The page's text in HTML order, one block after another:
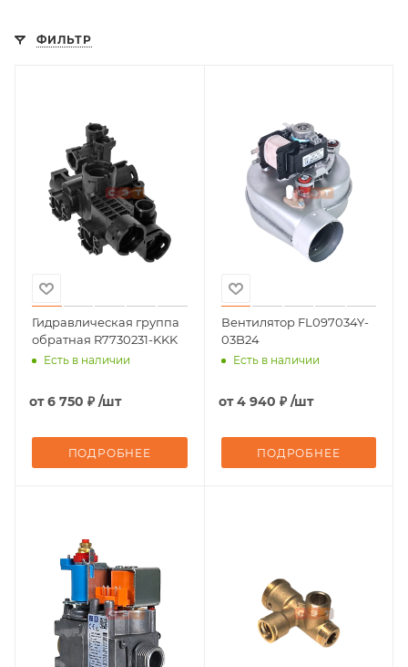
ФИЛЬТР
Гидравлическая группа
обратная R7730231-KKK
Есть в наличии
от6 750 ₽ /шт
ПОДРОБНЕЕ
Вентилятор FL097034Y-
03B24
Есть в наличии
от4 940 ₽ /шт
ПОДРОБНЕЕ